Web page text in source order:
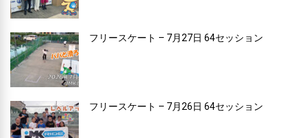
フリースケート – 7月27日 64セッション
フリースケート – 7月26日 64セッション